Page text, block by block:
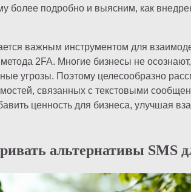
более подробно и выясним, как
важным инструментом для
2FA. Многие бизнесы не
угрозы. Поэтому целесообразно
связанных с текстовыми
ценность для бизнеса, улучшая
альтернативы SMS